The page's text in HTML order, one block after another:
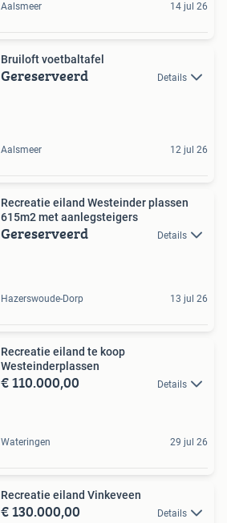
Aalsmeer 14 jul 26
Bruiloft voetbaltafel
Gereserveerd Details
Aalsmeer 12 jul 26
Recreatie eiland Westeinder plassen
615m2 met aanlegsteigers
Gereserveerd Details
Hazerswoude-Dorp 13 jul 26
Recreatie eiland te koop
Westeinderplassen
€ 110.000,00 Details
Wateringen 29 jul 26
Recreatie eiland Vinkeveen
€ 130.000,00 Details